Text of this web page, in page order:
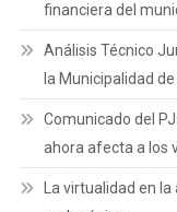
financiera del
Análisis Técnico
la Municipalidad
Comunicado del
ahora afecta a los
La virtualidad en